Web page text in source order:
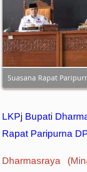
Suasana Rapat
LKPj Bupati
Rapat Paripurna
Dharmasraya